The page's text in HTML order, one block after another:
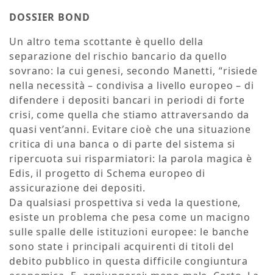
DOSSIER BOND
Un altro tema scottante è quello della
separazione del rischio bancario da quello
sovrano: la cui genesi, secondo Manetti, “risiede
nella necessità – condivisa a livello europeo – di
difendere i depositi bancari in periodi di forte
crisi, come quella che stiamo attraversando da
quasi vent’anni. Evitare cioè che una situazione
critica di una banca o di parte del sistema si
ripercuota sui risparmiatori: la parola magica è
Edis, il progetto di Schema europeo di
assicurazione dei depositi.
Da qualsiasi prospettiva si veda la questione,
esiste un problema che pesa come un macigno
sulle spalle delle istituzioni europee: le banche
sono state i principali acquirenti di titoli del
debito pubblico in questa difficile congiuntura